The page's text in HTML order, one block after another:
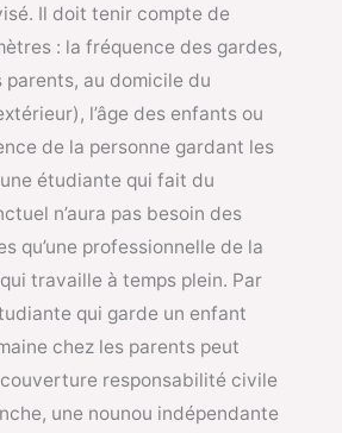
Il doit tenir compte de
: la fréquence des gardes,
parents, au domicile du
l’âge des enfants ou
de la personne gardant les
étudiante qui fait du
n’aura pas besoin des
qu’une professionnelle de la
travaille à temps plein. Par
qui garde un enfant
chez les parents peut
responsabilité civile
une nounou indépendante